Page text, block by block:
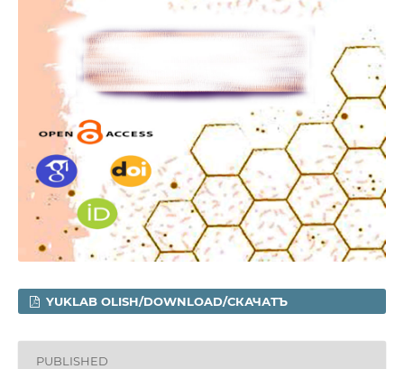
YUKLAB OLISH/DOWNLOAD/СКАЧАТЪ
PUBLISHED